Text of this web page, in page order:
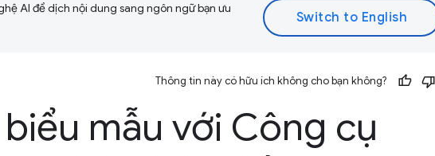
AI để dịch nội dung sang ngôn ngữ bạn ưu
Thông tin này có hữu ích không cho bạn không?
mẫu với Công cụ